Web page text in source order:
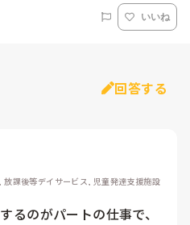
いいね
回答する
課後等デイサービス, 児童発達支援施設
るのがパートの仕事で、